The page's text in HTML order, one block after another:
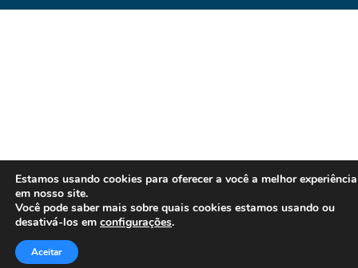
Estamos usando cookies para oferecer a você a melhor experiência
em nosso site.
Você pode saber mais sobre quais cookies estamos usando ou
desativá-los em configurações.
Aceitar